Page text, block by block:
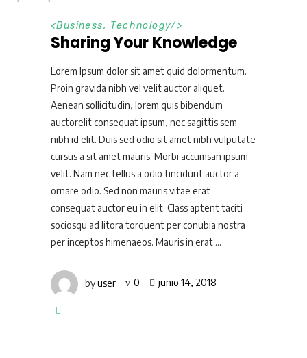
<Business, Technology/>
Sharing Your Knowledge
Lorem Ipsum dolor sit amet quid dolormentum.
Proin gravida nibh vel velit auctor aliquet.
Aenean sollicitudin, lorem quis bibendum
auctorelit consequat ipsum, nec sagittis sem
nibh id elit. Duis sed odio sit amet nibh vulputate
cursus a sit amet mauris. Morbi accumsan ipsum
velit. Nam nec tellus a odio tincidunt auctor a
ornare odio. Sed non mauris vitae erat
consequat auctor eu in elit. Class aptent taciti
sociosqu ad litora torquent per conubia nostra
per inceptos himenaeos. Mauris in erat
byuser 0 junio 14, 2018